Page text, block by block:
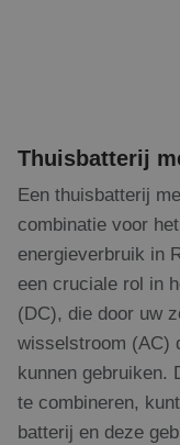
Thuisbatterij
Een thuisbatterij
combinatie voor
energieverbruik in
een cruciale rol in
(DC), die door uw
wisselstroom (AC)
kunnen gebruiken.
te combineren,
batterij en deze